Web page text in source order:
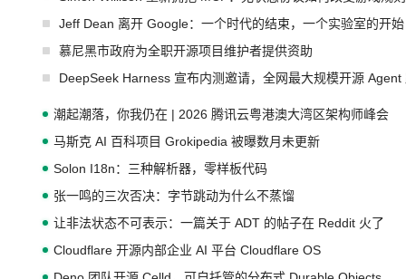
Jeff Dean 离开 Google：一个时代的结束，一个实验室的开始
慕尼黑市政府为全职开源项目维护者提供资助
DeepSeek Harness 宣布内测邀请，全网最大规模开源 Agent
潮起潮落，你我仍在 | 2026 腾讯云粤港澳大湾区架构师峰会
马斯克 AI 百科项目 Grokipedia 被曝数月未更新
Solon I18n：三种解析器，零样板代码
张一鸣的三次否决：字节跳动为什么不蒸馏
让非法状态不可表示：一篇关于 ADT 的帖子在 Reddit 火了
Cloudflare 开源内部企业 AI 平台 Cloudflare OS